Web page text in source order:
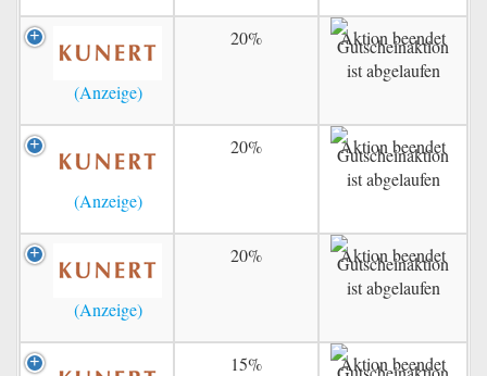
20% Aktion beendet
20% Aktion beendet
20% Aktion beendet
15% Aktion beendet